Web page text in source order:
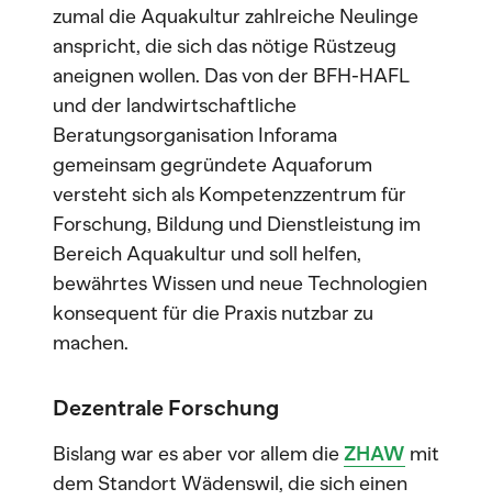
zumal die Aquakultur zahlreiche Neulinge
anspricht, die sich das nötige Rüstzeug
aneignen wollen. Das von der BFH-HAFL
und der landwirtschaftliche
Beratungsorganisation Inforama
gemeinsam gegründete Aquaforum
versteht sich als Kompetenzzentrum für
Forschung, Bildung und Dienstleistung im
Bereich Aquakultur und soll helfen,
bewährtes Wissen und neue Technologien
konsequent für die Praxis nutzbar zu
machen.
Dezentrale Forschung
Bislang war es aber vor allem die ZHAW mit
dem Standort Wädenswil, die sich einen